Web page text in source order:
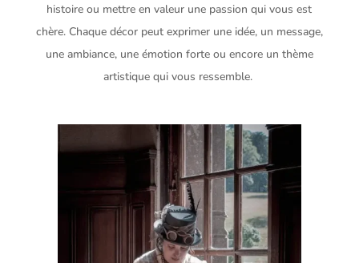
histoire ou mettre en valeur une passion qui vous est
chère. Chaque décor peut exprimer une idée, un message,
une ambiance, une émotion forte ou encore un thème
artistique qui vous ressemble.